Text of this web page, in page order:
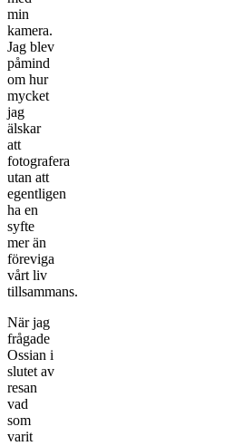
min
kamera.
Jag blev
påmind
om hur
mycket
jag
älskar
att
fotografera
utan att
egentligen
ha en
syfte
mer än
föreviga
vårt liv
tillsammans.
När jag
frågade
Ossian i
slutet av
resan
vad
som
varit